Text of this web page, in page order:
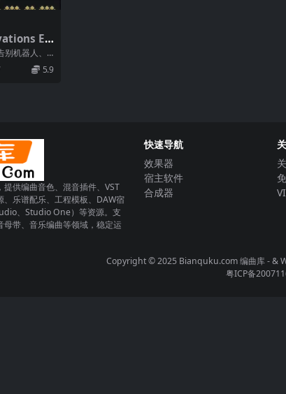
Et
机器人、
5.9
供编曲音色、混音插件、VST
乐谱配乐、工程模板、DAW宿
、Studio One）等资源。支
带、音乐编曲等领域，稳定运
快速导航
效果器
宿主软件
合成器
Copyright © 2025 Bianquku.com编曲库- &
粤ICP备